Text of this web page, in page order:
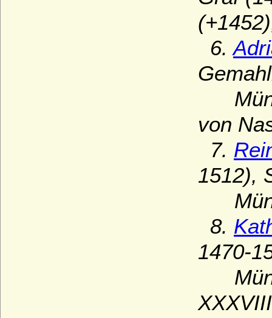
6.
von
7.
1512),
8.
1470-